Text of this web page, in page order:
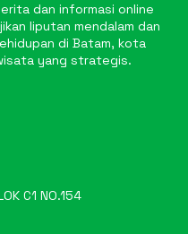
dan informasi online
liputan mendalam dan
di Batam, kota
yang strategis.
C1 NO.154